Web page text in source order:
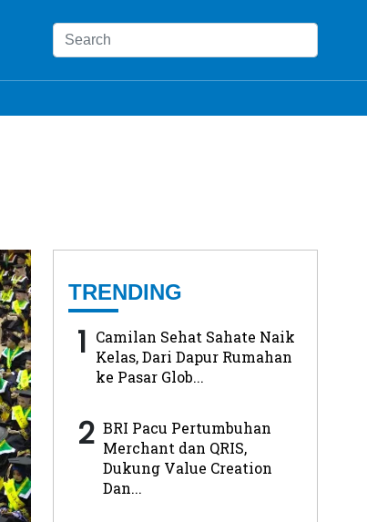
TRENDING
1 Camilan Sehat Sahate Naik
Kelas, Dari Dapur Rumahan
ke Pasar Glob...
2 BRI Pacu Pertumbuhan
Merchant dan QRIS,
Dukung Value Creation
Dan...